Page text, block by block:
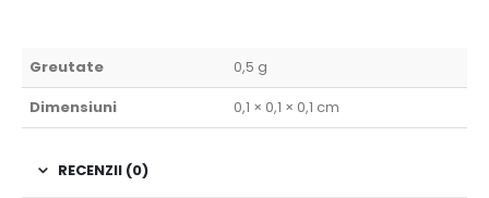
Greutate
0,5 g
Dimensiuni
0,1 × 0,1 × 0,1 cm
RECENZII (0)